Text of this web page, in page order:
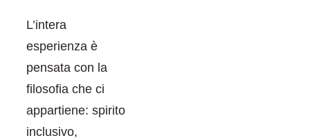
L’intera
esperienza è
pensata con la
filosofia che ci
appartiene: spirito
inclusivo,